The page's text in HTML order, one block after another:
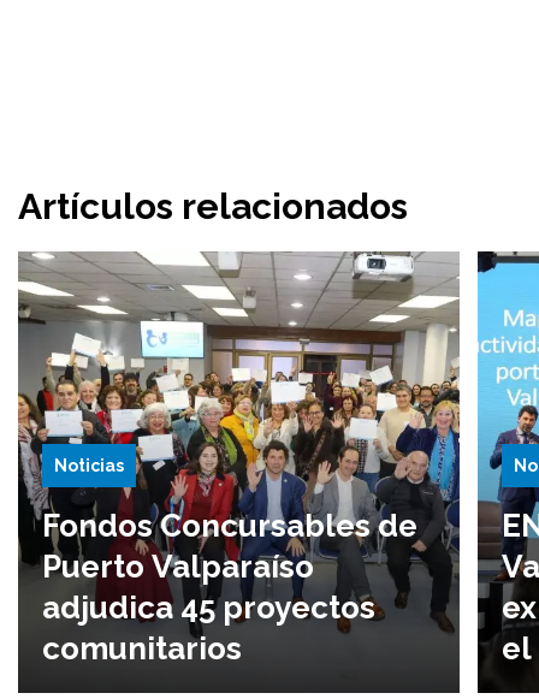
Artículos relacionados
Noticias
Fondos Concursables de
Puerto Valparaíso
adjudica 45 proyectos
comunitarios
el